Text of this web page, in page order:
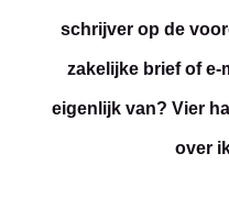
schrijver op de
zakelijke brief of e-
eigenlijk van? Vier
over